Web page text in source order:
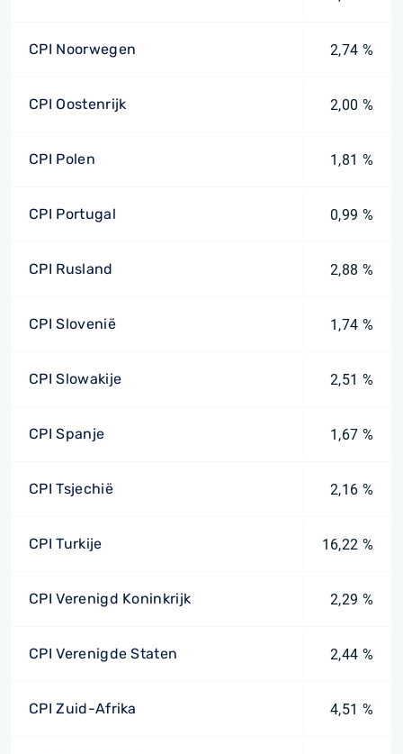
CPI Noorwegen 2,74 %
CPI Oostenrijk 2,00 %
CPI Polen 1,81 %
CPI Portugal 0,99 %
CPI Rusland 2,88 %
CPI Slovenië 1,74 %
CPI Slowakije 2,51 %
CPI Spanje 1,67 %
CPI Tsjechië 2,16 %
CPI Turkije 16,22 %
CPI Verenigd Koninkrijk 2,29 %
CPI Verenigde Staten 2,44 %
CPI Zuid-Afrika 4,51 %